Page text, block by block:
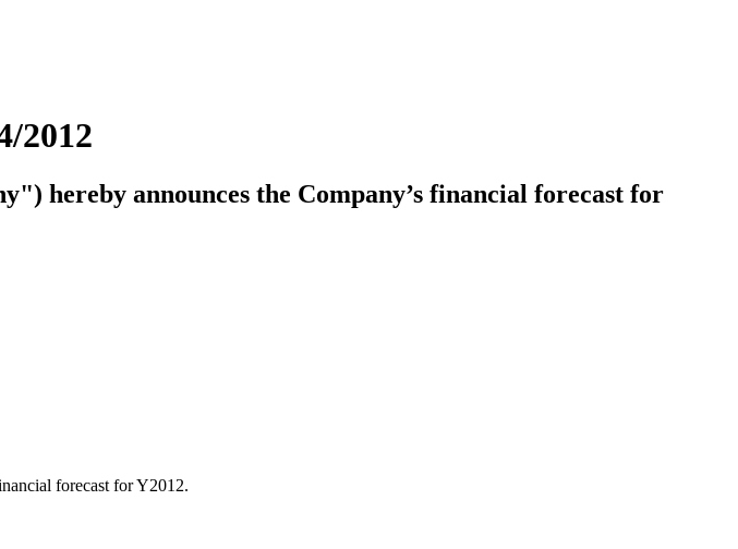
2012
hereby announces the Company’s financial forecast for
forecast for Y2012.